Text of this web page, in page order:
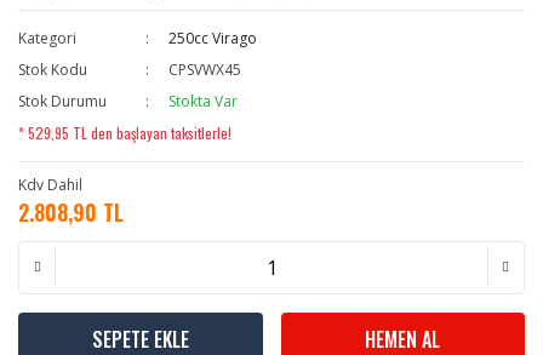
Kategori
250cc Virago
Stok Kodu
CPSVWX45
Stok Durumu
Stokta Var
* 529,95 TL den başlayan taksitlerle!
Kdv Dahil
2.808,90 TL
SEPETE EKLE HEMEN AL